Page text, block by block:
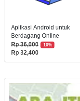
Aplikasi Android untuk
Berdagang Online
Rp 36,000
10%
Rp 32,400